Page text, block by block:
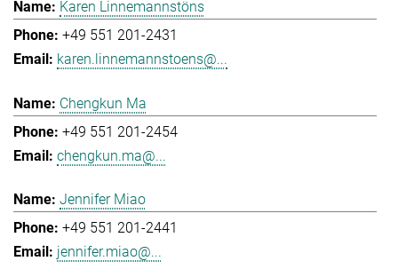
Karen Linnemannstöns
+49 551 201-2431
karen.linnemannstoens@...
Chengkun Ma
+49 551 201-2454
chengkun.ma@...
Jennifer Miao
+49 551 201-2441
jennifer.miao@...